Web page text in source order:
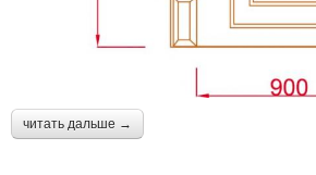
читать дальше →